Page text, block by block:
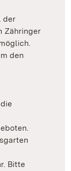
der
Zähringer
den
Bitte